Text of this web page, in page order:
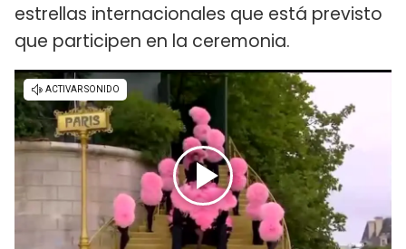
estrellas internacionales que está previsto
que participen en la ceremonia.